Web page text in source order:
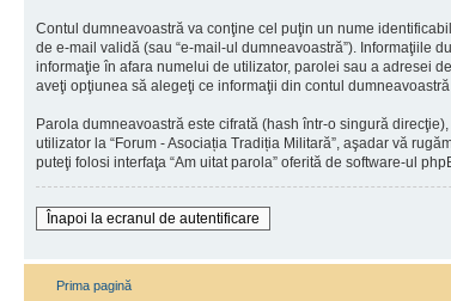
Contul dumneavoastră va conţine cel puţin un nume
de e-mail validă (sau “e-mail-ul dumneavoastră”). Informaţiile
informaţie în afara numelui de utilizator, parolei sau a adresei
aveţi opţiunea să alegeţi ce informaţii din contul
Parola dumneavoastră este cifrată (hash într-o singură
utilizator la “Forum - Asociația Tradiția Militară”, aşadar vă
puteţi folosi interfaţa “Am uitat parola” oferită de software-ul
Înapoi la ecranul de autentificare
Prima pagină